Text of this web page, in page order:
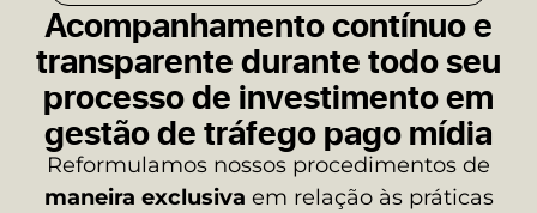
Acompanhamento contínuo e
transparente durante todo seu
processo de investimento em
gestão de tráfego pago mídia
Reformulamos nossos procedimentos de
maneira exclusiva em relação às práticas